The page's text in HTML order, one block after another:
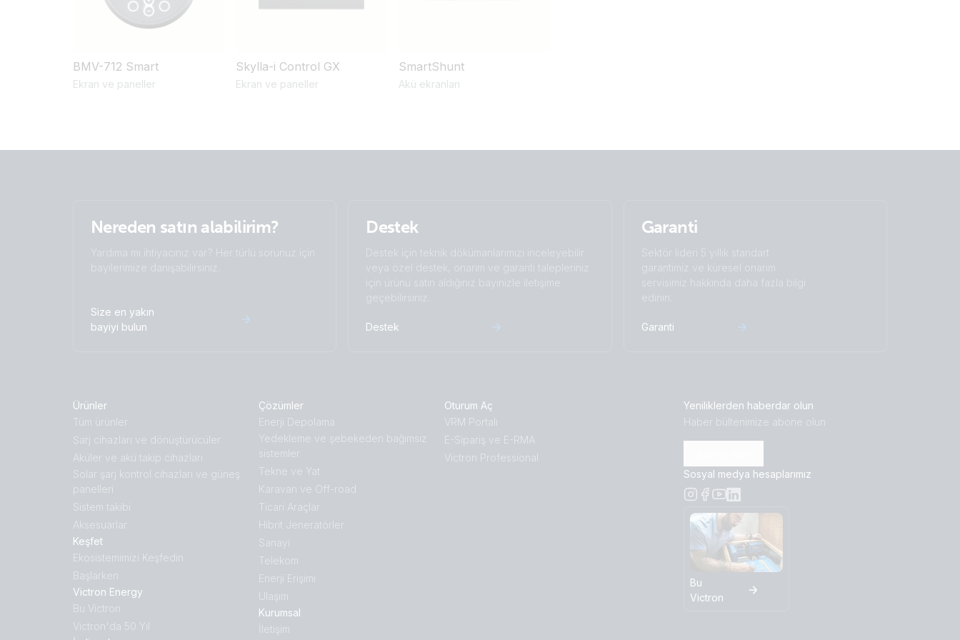
BMV-712 Smart
Ekran ve paneller
Skylla-i Control GX
Ekran ve paneller
SmartShunt
Akü ekranları
Nereden satın alabilirim?
Yardıma mı ihtiyacınız var? Her türlü sorunuz için
bayilerimize danışabilirsiniz.
Size en yakın
bayiyi bulun
Destek
Destek için teknik dökümanlarımızı inceleyebilir
veya özel destek, onarım ve garanti talepleriniz
için ürünü satın aldığınız bayinizle iletişime
geçebilirsiniz.
Destek
Garanti
Sektör lideri 5 yıllık standart
garantimiz ve küresel onarım
servisimiz hakkında daha fazla bilgi
edinin.
Garanti
Ürünler
Tüm ürünler
Ṣarj cihazları ve dönüştürücüler
Aküler ve akü takip cihazları
Solar şarj kontrol cihazları ve güneş
panelleri
Sistem takibi
Aksesuarlar
Keşfet
Ekosistemimizi Keşfedin
Başlarken
Victron Energy
Bu Victron
Victron'da 50 Yıl
Çözümler
Enerji Depolama
Yedekleme ve şebekeden bağımsız
sistemler
Tekne ve Yat
Karavan ve Off-road
Ticari Araçlar
Hibrit Jeneratörler
Sanayi
Telekom
Enerji Erişimi
Ulaşım
Kurumsal
İletişim
Oturum Aç
VRM Portalı
E-Sipariş ve E-RMA
Victron Professional
Yeniliklerden haberdar olun
Haber bültenimize abone olun
Sosyal medya hesaplarımız
Bu
Victron